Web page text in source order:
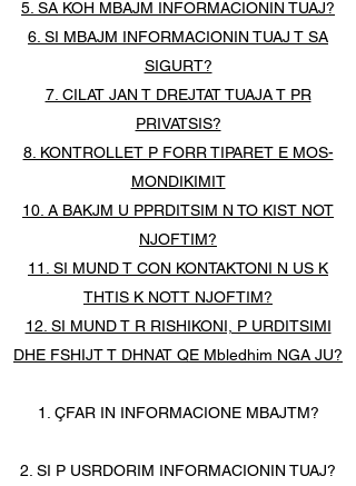
5. SA KOH MBAJM INFORMACIONIN TUAJ?
6. SI MBAJM INFORMACIONIN TUAJ T SA
SIGURT?
7. CILAT JAN T DREJTAT TUAJA T PR
PRIVATSIS?
8. KONTROLLET P FORR TIPARET E MOS-
MONDIKIMIT
10. A BAKJM U PPRDITSIM N TO KIST NOT
NJOFTIM?
11. SI MUND T CON KONTAKTONI N US K
THTIS K NOTT NJOFTIM?
12. SI MUND T R RISHIKONI, P URDITSIMI
DHE FSHIJT T DHNAT QE Mbledhim NGA JU?
1. ÇFAR IN INFORMACIONE MBAJTM?
2. SI P USRDORIM INFORMACIONIN TUAJ?